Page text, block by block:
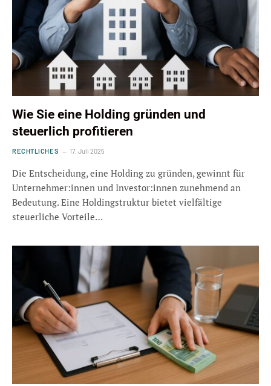
Wie Sie eine Holding gründen und
steuerlich profitieren
RECHTLICHES 17. Juli 2025
Die Entscheidung, eine Holding zu gründen, gewinnt für
Unternehmer:innen und Investor:innen zunehmend an
Bedeutung. Eine Holdingstruktur bietet vielfältige
steuerliche Vorteile…